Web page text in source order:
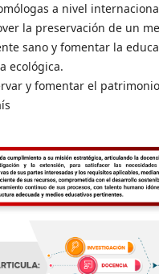
a nivel
la preservación de un
sano y fomentar la
ecológica.
y fomentar el